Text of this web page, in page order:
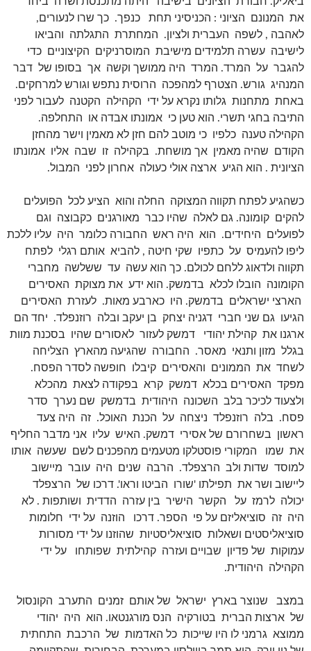
את המנונם הציוני : הכניסיני תחת כנפך. כך שרו לנעורים,
לאהבה , לשפה העברית ולציון. המחתרת התגלתה והביאו
לישיבה עשרה תלמידים מישיבת המוסרניקים הקיצוניים כדי
להגבר על המרד. המרד היה ממושך וקשה אך בסופו של דבר
המנהיג גורש. הצטרף למהפכה הרוסית נתפש וגורש למרחקים.
באחת מתחנות גלותו נקרא על ידי הקהילה הקטנה לעבור לפני
התיבה בחגי תשרי. הוא טען כי אמונתו אבדה או התחלפה.
הקהילה טענה כלפיו כי מוטב להם חזן לא מאמין וישר מהחזן
הקודם שהיה מאמין אך מושחת. בקהילה זו שבה אליו אמונתו
הציונית . הוא הגיע ארצה אולי כעולה אחרון לפני המבול.
כשהגיע לפתח תקווה המצוקה החלה והוא הציע לכל הפועלים
להקים קומונה. גם לאלה שהיו כבר מאורגנים כקבוצה וגם
לפועלים היחידים. הוא היה ראש החבורה כלומר היה עליו ללכת
ליפו להעמיס על כתפיו שקי חיטה , להביא אותם רגלי לפתח
תקווה ולדאוג ללחם לכולם. כך הוא עשה עד ששלשה מחברי
הקומונה הובלו לכלא בדמשק. הוא ידע את מצוקת האסירים
הארצי ישראלים בדמשק. היו כארבע מאות. לעזרת האסירים
הגיעו גם שני חברי דגניה יצחק בן יעקב ובלה רוזנפלד. יחד הם
ארגנו את קהילת יהודי דמשק לעזור לאסורים שהיו בסכנת מוות
בגלל מזון ותנאי מאסר. החבורה שהגיעה מהארץ הצליחה
לשחד את הממונים והאסירים קיבלו חופשה לסדר הפסח.
מפקד האסירים בכלא דמשק קרא בפקודה לצאת מהכלא
ולצעוד לכיכר בלב השכונה היהודית בדמשק שם נערך סדר
פסח. בלה רוזנפלד ניצחה על הכנת האוכל. זה היה צעד
ראשון בשחרורם של אסירי דמשק. האיש עליו אני מדבר החליף
את שמו המקורי פוסטלקו מטעמים מהפכנים לשם שעשה אותו
למוסד שדות ולב הרצפלד. הרבה שנים היה עובר מיישוב
ליישוב ושר את תפילתו 'שורו הביטו וראו'. דרכו של הרצפלד
יכולה לרמז על הקשר הישיר בין עזרה הדדית ושותפות . לא
היה זה סוציאליזם על פי הספר. דרכו הוזנה על ידי חלומות
סוציאליסטים ושאלות סוציאליסטיות שהוזנו על ידי מסורות
עמוקות של פדיון שבויים ועזרה קהילתית שפותחו על ידי
הקהילה היהודית.
במצב שנוצר בארץ ישראל של אותם זמנים התערב הקונסול
של ארצות הברית בטורקיה הנס מורגנטאו. הוא היה יהודי
ממוצא גרמני לו היו שייכות כל האדמות של הרכבת התחתית